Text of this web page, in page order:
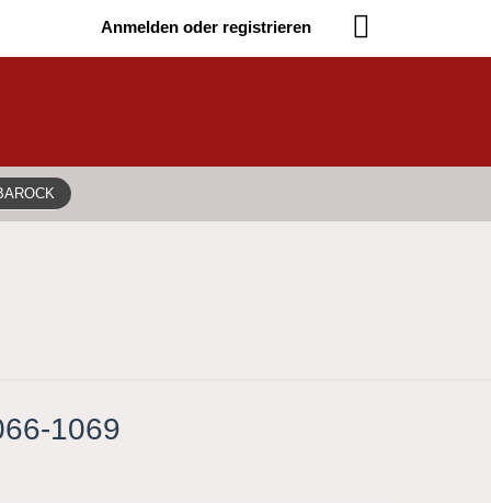
Anmelden oder registrieren
1069